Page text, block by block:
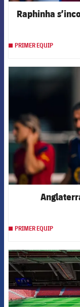
Raphinha
PRIMER EQUIP
PRIMER EQUIP